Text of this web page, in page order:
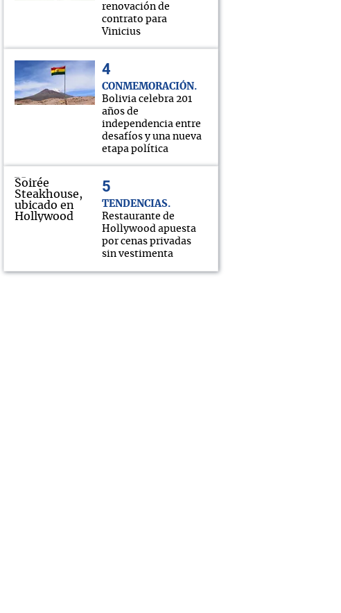
renovación de
contrato para
Vinicius
CONMEMORACIÓN
Bolivia celebra 201
años de
independencia entre
desafíos y una nueva
etapa política
TENDENCIAS
Restaurante de
Hollywood apuesta
por cenas privadas
sin vestimenta